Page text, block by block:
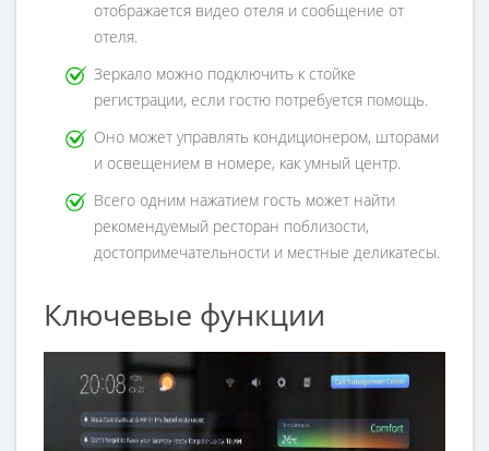
отображается видео отеля и сообщение от
отеля.
Зеркало можно подключить к стойке
регистрации, если гостю потребуется помощь.
Оно может управлять кондиционером, шторами
и освещением в номере, как умный центр.
Всего одним нажатием гость может найти
рекомендуемый ресторан поблизости,
достопримечательности и местные деликатесы.
Ключевые функции